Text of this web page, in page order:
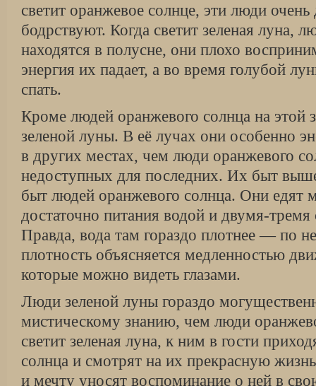
светит оранжевое солнце, эти люди очень
бодрствуют. Когда светит зеленая луна,
находятся в полусне, они плохо
энергия их падает, а во время голубой
спать.
Кроме людей оранжевого солнца на этой
зеленой луны. В её лучах они особенно
в других местах, чем люди оранжевого
недоступных для последних. Их быт
быт людей оранжевого солнца. Они едят
достаточно питания водой и двумя-тремя
Правда, вода там гораздо плотнее — по
плотность объясняется медленностью
которые можно видеть глазами.
Люди зеленой луны гораздо
мистическому знанию, чем люди
светит зеленая луна, к ним в гости
солнца и смотрят на их прекрасную
и мечту уносят воспоминание о ней в